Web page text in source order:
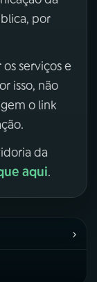
por
serviços e
isso, não
o link
da
aqui.
›